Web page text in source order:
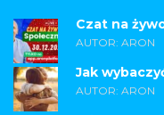
Czat na
AUTOR: ARON
Jak
AUTOR: ARON